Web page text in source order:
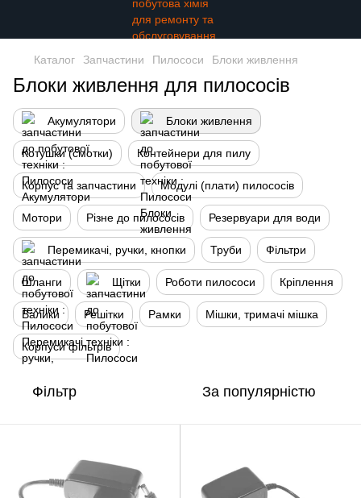
Каталог Запчастини Пилососи Блоки живлення
Блоки живлення для пилососів
Акумулятори Блоки живлення
Котушки (смотки) Контейнери для пилу
Корпус та запчастини Модулі (плати) пилососів
Мотори Різне до пилососів Резервуари для води
Перемикачі, ручки, кнопки Труби Фільтри
Шланги Щітки Роботи пилососи Кріплення
Валики Решітки Рамки Мішки, тримачі мішка
Корпуси фільтрів
Фільтр За популярністю